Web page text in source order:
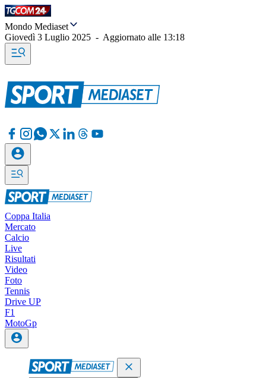
Mondo Mediaset
Giovedì 3 Luglio 2025 - Aggiornato alle 13:18
Coppa Italia
Mercato
Calcio
Live
Risultati
Video
Foto
Tennis
Drive UP
F1
MotoGp